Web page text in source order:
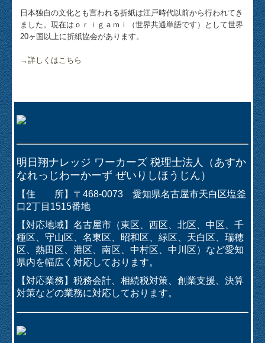
マイナンバー制度対応
私、ロザリアンなんです
『切り絵』迄展示
新 ＮＥＷＳ ＆ ＴＯＰＩＣＳ
企業の経営革新・再生
令和5年度税制改正大綱 抄
日本独自の文化とも言われる折紙は江戸時代以前から行われてき
ました。現在はｏｒｉｇａｍｉ（世界共通単語です）として世界
20ヶ国以上に折紙協会があります。
→詳しくはこちら
明日翔ナレッジ ワーカーズ 税理士法人（あすか
なれっじわーかーず ぜいりしほうじん）
【住 所】〒468-0073 愛知県名古屋市天白区塩釜
口2丁目1515番地
【対応地域】名古屋市（東区、西区、北区、中区、千
種区、守山区、名東区、昭和区、緑区、天白区、瑞穂
区、熱田区、港区、南区、中村区、中川区）など愛知
県内を幅広く対応しております。
【対応業務】税務会計、相続税対策、創業支援、決算
対策などの業務に対応しております。